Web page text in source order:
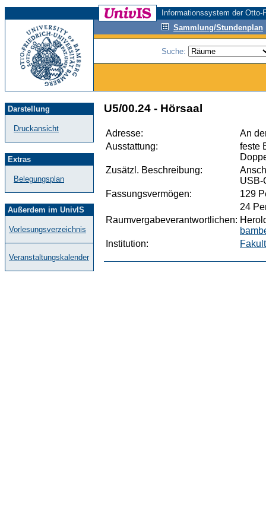
Informationssystem der
Sammlung/Stundenplan
Suche:
Darstellung
Druckansicht
Extras
Belegungsplan
Außerdem im UnivIS
Vorlesungsverzeichnis
Veranstaltungskalender
U5/00.24 - Hörsaal
Adresse:
An
Ausstattung:
feste
Zusätzl. Beschreibung:
USB-
Fassungsvermögen:
129
24
Raumvergabeverantwortlichen:
Institution: